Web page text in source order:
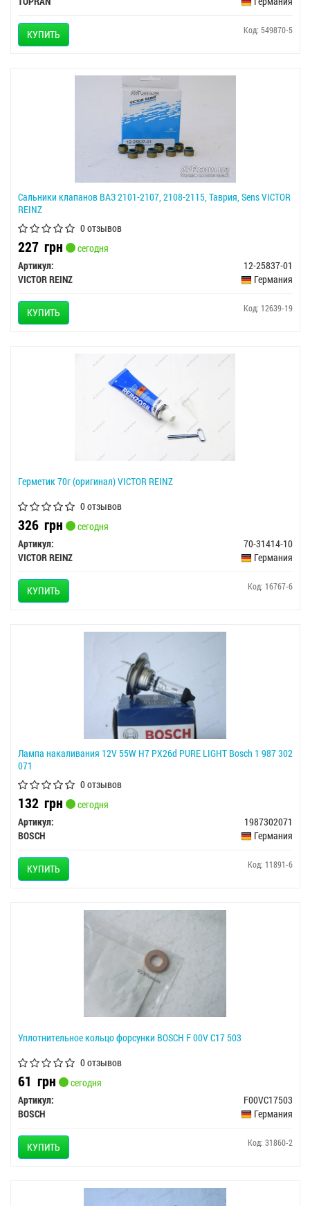
КУПИТЬ Код: 549870-5
Сальники клапанов ВАЗ 2101-2107, 2108-2115, Таврия, Sens VICTOR
REINZ
0 отзывов
227 грн
сегодня
Артикул:
12-25837-01
VICTOR REINZ
Германия
КУПИТЬ Код: 12639-19
Герметик 70г (оригинал) VICTOR REINZ
0 отзывов
326 грн
сегодня
Артикул:
70-31414-10
VICTOR REINZ
Германия
КУПИТЬ Код: 16767-6
Лампа накаливания 12V 55W H7 PX26d PURE LIGHT Bosch 1 987 302
071
0 отзывов
132 грн
сегодня
Артикул:
1987302071
BOSCH
Германия
КУПИТЬ Код: 11891-6
Уплотнительное кольцо форсунки BOSCH F 00V C17 503
0 отзывов
61 грн
сегодня
Артикул:
F00VC17503
BOSCH
Германия
КУПИТЬ Код: 31860-2